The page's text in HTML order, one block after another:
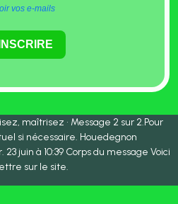
vos e-mails
maîtrisez • Message 2 sur 2.Pour
si nécessaire. Houedegnon
23 juin à 10:39 Corps du message Voici
sur le site.